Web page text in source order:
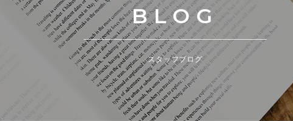
BLOG
スタッフブログ